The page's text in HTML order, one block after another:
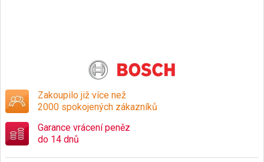
Zakoupilo již více než
2000 spokojených zákazníků
Garance vrácení peněz
do 14 dnů